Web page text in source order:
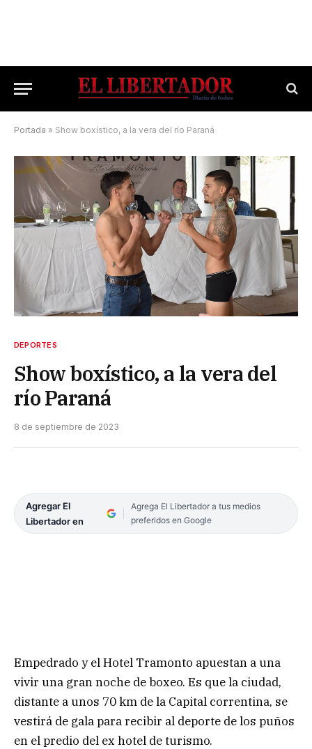
Portada » Show boxístico, a la vera del río Paraná
DEPORTES
Show boxístico, a la vera del
río Paraná
8 de septiembre de 2023
Agregar El
Libertador en
Agrega El Libertador a tus medios
preferidos en Google
Empedrado y el Hotel Tramonto apuestan a una
vivir una gran noche de boxeo. Es que la ciudad,
distante a unos 70 km de la Capital correntina, se
vestirá de gala para recibir al deporte de los puños
en el predio del ex hotel de turismo.